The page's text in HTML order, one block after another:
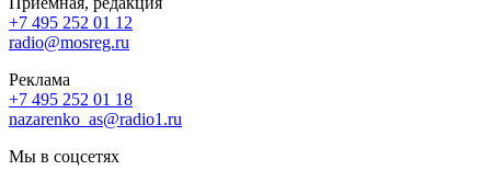
+7 495 252 01 12
radio@mosreg.ru
Реклама
+7 495 252 01 18
nazarenko_as@radio1.ru
Мы в соцсетях